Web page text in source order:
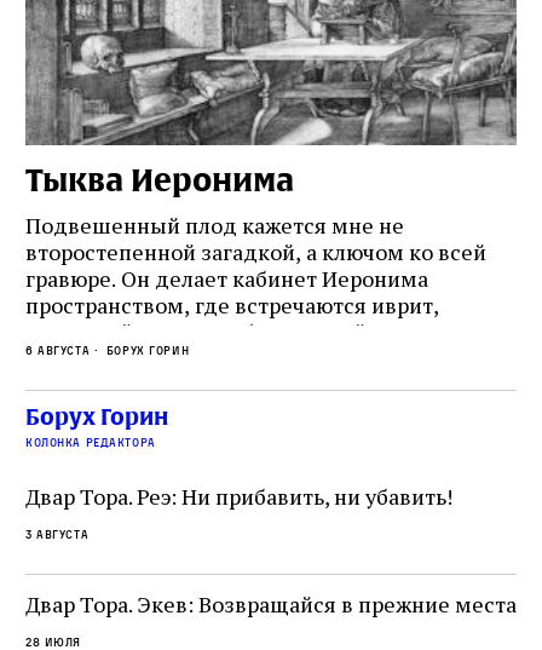
Тыква Иеронима
Подвешенный плод кажется мне не
второстепенной загадкой, а ключом ко всей
гравюре. Он делает кабинет Иеронима
пространством, где встречаются иврит,
греческий и латынь; буквальный смысл и
церковная традиция; филологическая
точность и понятность; переводчик,
убеждённый в необходимости исправления, и
читатель, воспринимающий исправление как
не просто покровитель переводчиков,
окружённый книгами. Перед нами человек,
одно решение которого вызвало возмущение
целой общины и стало частью многовекового
спора о том, кому принадлежит последнее
слово в переводе Библии
6 августа Борух Горин
Борух Горин
колонка редактора
Двар Тора. Реэ: Ни прибавить, ни убавить!
3 августа
Двар Тора. Экев: Возвращайся в прежние места
28 июля